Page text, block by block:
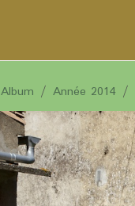
Album Année 2014